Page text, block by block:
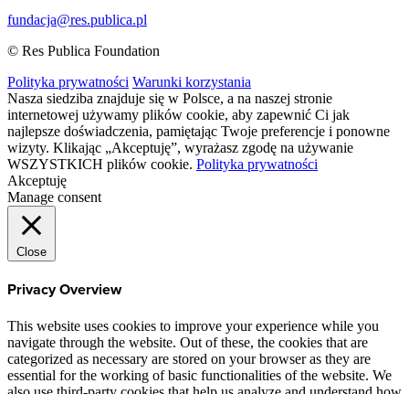
fundacja@res.publica.pl
© Res Publica Foundation
Polityka prywatności Warunki korzystania
Nasza siedziba znajduje się w Polsce, a na naszej stronie
internetowej używamy plików cookie, aby zapewnić Ci jak
najlepsze doświadczenia, pamiętając Twoje preferencje i ponowne
wizyty. Klikając „Akceptuję”, wyrażasz zgodę na używanie
WSZYSTKICH plików cookie. Polityka prywatności
Akceptuję
Manage consent
Close
Privacy Overview
This website uses cookies to improve your experience while you
navigate through the website. Out of these, the cookies that are
categorized as necessary are stored on your browser as they are
essential for the working of basic functionalities of the website. We